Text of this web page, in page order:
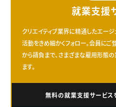
就業支援
クリエイティブ業界に精通したエー
活動をきめ細かくフォロー。会員にご
から請負まで、さまざまな雇用形態
ます。
無料の就業支援サービス